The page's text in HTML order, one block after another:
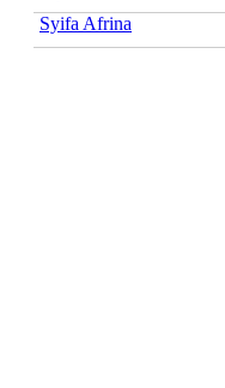
Syifa Afrina